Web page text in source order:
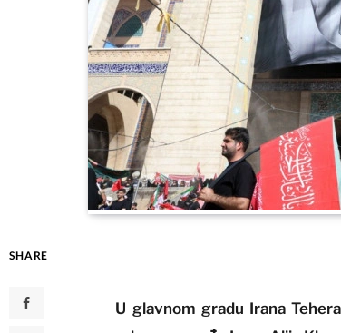
SHARE
U glavnom gradu Irana